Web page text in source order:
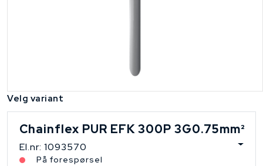
Velg variant
Chainflex PUR EFK 300P 3G0.75mm²
El.nr: 1093570
På forespørsel